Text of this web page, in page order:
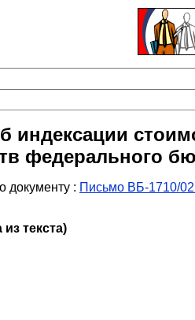
индексации
федерального
документу : Письмо ВБ-1710/02
текста)